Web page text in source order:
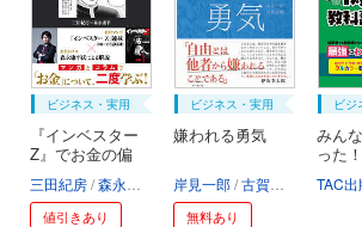
ビジネス・実用
『インベスター
Z』でお金の偏
三田紀房 森永康平
値引きあり
ビジネス・実用
嫌われる勇気
岸見一郎 古賀史健
無料あり
ビジ
みん
った